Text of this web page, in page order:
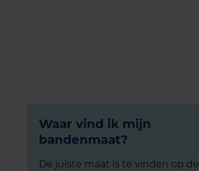
Waar vind ik mijn
bandenmaat?
De juiste maat is te vinden op de